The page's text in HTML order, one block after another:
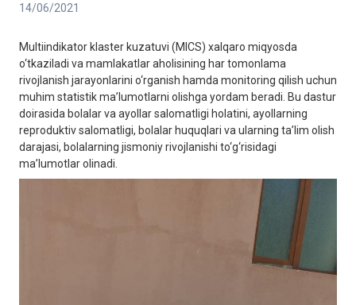
14/06/2021
Multiindikator klaster kuzatuvi (MICS) xalqaro miqyosda
o‘tkaziladi va mamlakatlar aholisining har tomonlama
rivojlanish jarayonlarini o‘rganish hamda monitoring qilish uchun
muhim statistik ma’lumotlarni olishga yordam beradi. Bu dastur
doirasida bolalar va ayollar salomatligi holatini, ayollarning
reproduktiv salomatligi, bolalar huquqlari va ularning ta’lim olish
darajasi, bolalarning jismoniy rivojlanishi to‘g‘risidagi
ma’lumotlar olinadi.